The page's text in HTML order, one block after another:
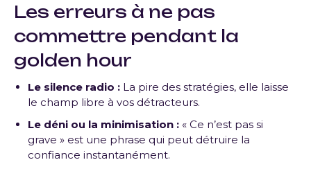
Les erreurs à ne pas
commettre pendant la
golden hour
Le silence radio : La pire des stratégies, elle laisse
le champ libre à vos détracteurs.
Le déni ou la minimisation : « Ce n’est pas si
grave » est une phrase qui peut détruire la
confiance instantanément.